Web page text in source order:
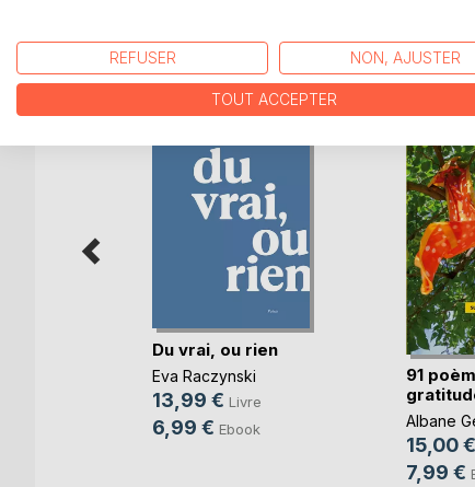
D’AUTRES TITRES À
Du vrai, ou rien
Eva Raczynski
13,99 € Livre
6,99 € Ebook
91
Albane
15,00 €
7,99 €
REFUSER NON, AJUSTER
TOUT ACCEPTER